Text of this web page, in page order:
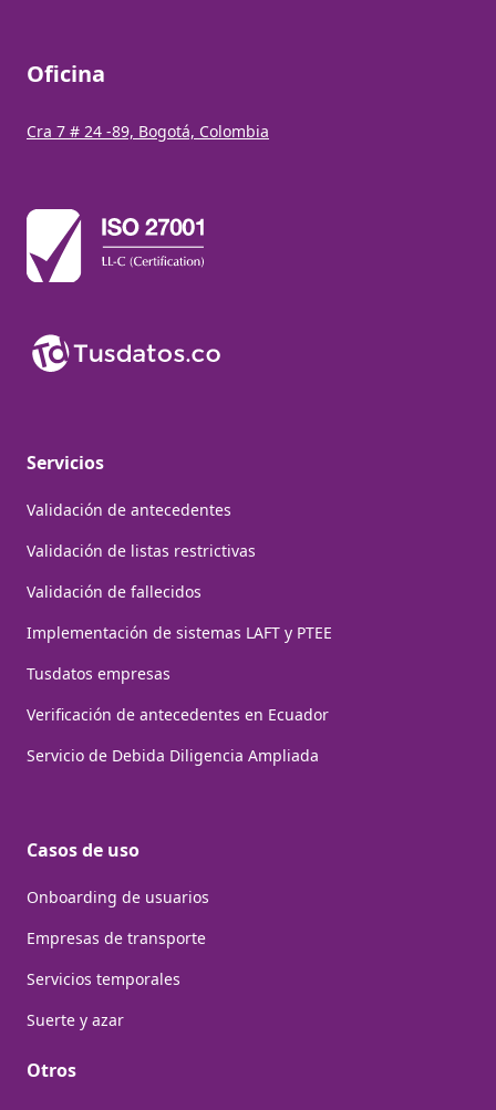
Oficina
Cra 7 # 24 -89, Bogotá, Colombia
Servicios
Validación de antecedentes
Validación de listas restrictivas
Validación de fallecidos
Implementación de sistemas LAFT y PTEE
Tusdatos empresas
Verificación de antecedentes en Ecuador
Servicio de Debida Diligencia Ampliada
Casos de uso
Onboarding de usuarios
Empresas de transporte
Servicios temporales
Suerte y azar
Otros